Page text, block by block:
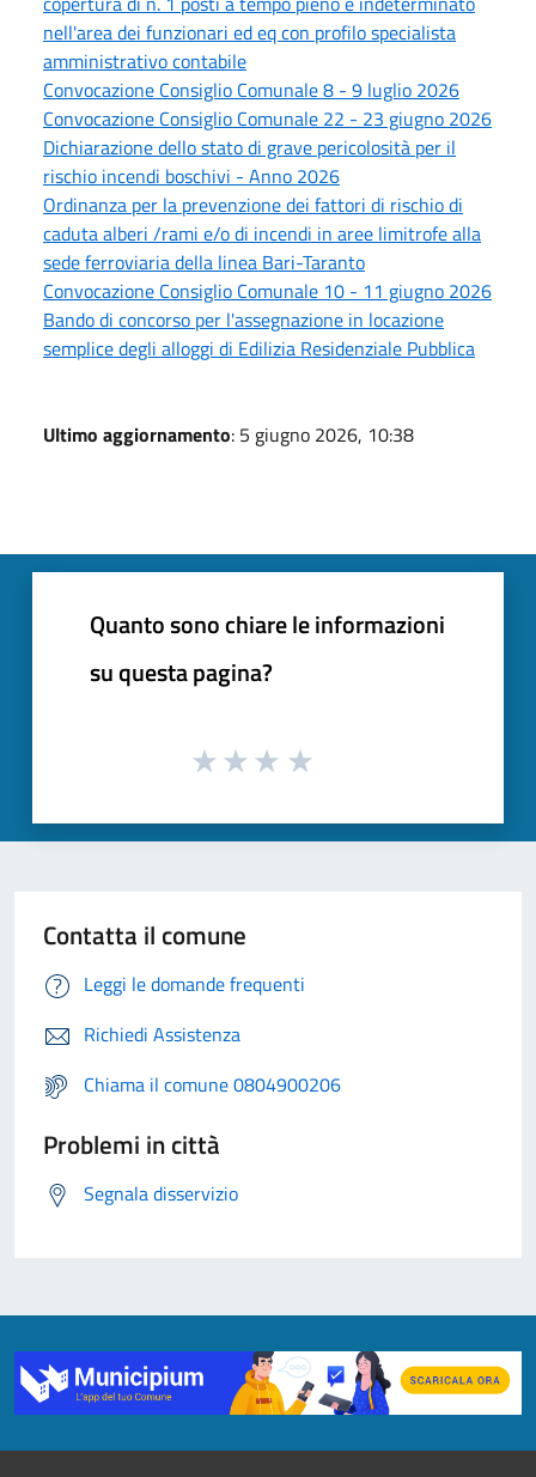
nell'area dei funzionari ed eq con profilo specialista
amministrativo contabile
Convocazione Consiglio Comunale 8 - 9 luglio 2026
Convocazione Consiglio Comunale 22 - 23 giugno 2026
Dichiarazione dello stato di grave pericolosità per il
rischio incendi boschivi - Anno 2026
Ordinanza per la prevenzione dei fattori di rischio di
caduta alberi /rami e/o di incendi in aree limitrofe alla
sede ferroviaria della linea Bari-Taranto
Convocazione Consiglio Comunale 10 - 11 giugno 2026
Bando di concorso per l'assegnazione in locazione
semplice degli alloggi di Edilizia Residenziale Pubblica
Ultimo aggiornamento: 5 giugno 2026, 10:38
Quanto sono chiare le informazioni
su questa pagina?
Contatta il comune
Leggi le domande frequenti
Richiedi Assistenza
Chiama il comune 0804900206
Problemi in città
Segnala disservizio